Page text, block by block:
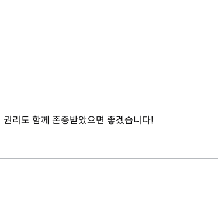
리도 함께 존중받았으면 좋겠습니다!